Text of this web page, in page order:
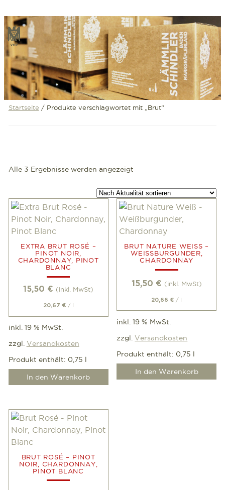
Inhalt
springen
VDP
Startseite / Produkte verschlagwortet mit „Brut“
Alle 3 Ergebnisse werden angezeigtNach
sortiert
EXTRA BRUT ROSÉ –
PINOT NOIR,
CHARDONNAY, PINOT
BLANC
15,50 € (inkl. MwSt)
20,67 € /
inkl. 19 % MwSt.
zzgl. Versandkosten
Produkt enthält: 0,75 l
In den Warenkorb
BRUT NATURE WEISS – W
EISSBURGUNDER, CH
ARDONNAY
15,50 € (inkl. MwSt)
20,66 € /
inkl. 19 % MwSt.
zzgl.Versandkosten
Produkt enthält: 0,75 l
In den Warenkorb
BRUT ROSÉ – PINOT
NOIR, CHARDONNAY,
PINOT BLANC